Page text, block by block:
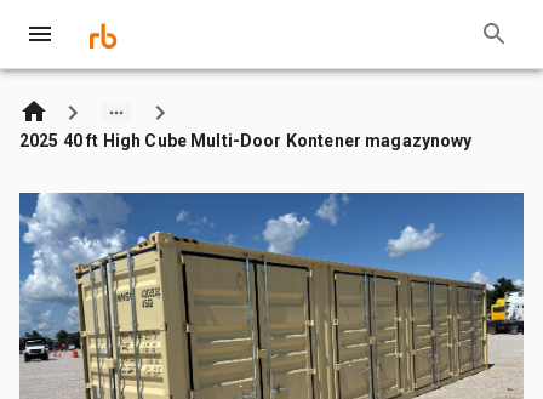
2025 40 ft High Cube Multi-Door Kontener magazynowy